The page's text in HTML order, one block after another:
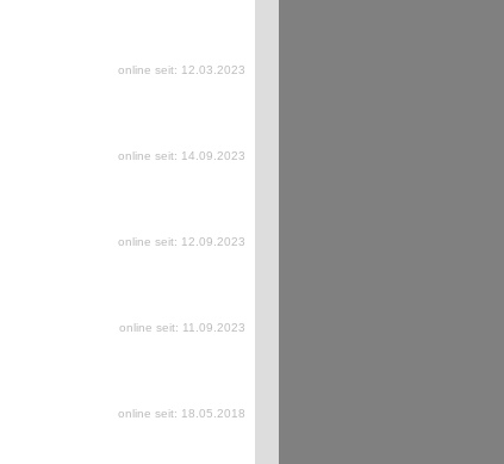
online seit: 12.03.2023
online seit: 14.09.2023
online seit: 12.09.2023
online seit: 11.09.2023
online seit: 18.05.2018